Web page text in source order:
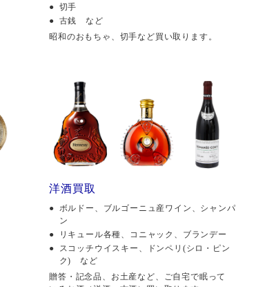
切手
古銭 など
昭和のおもちゃ、切手など買い取ります。
洋酒買取
ボルドー、ブルゴーニュ産ワイン、シャンパ
ン
リキュール各種、コニャック、ブランデー
スコッチウイスキー、ドンペリ(シロ・ピン
ク) など
贈答・記念品、お土産など、ご自宅で眠って